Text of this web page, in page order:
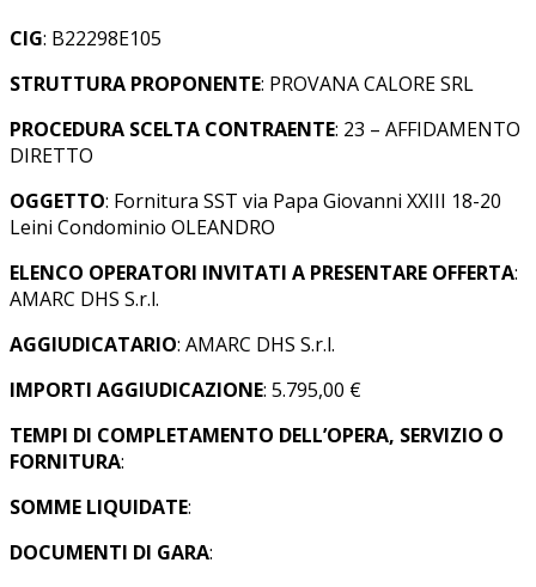
CIG: B22298E105
STRUTTURA PROPONENTE: PROVANA CALORE SRL
PROCEDURA SCELTA CONTRAENTE: 23 – AFFIDAMENTO
DIRETTO
OGGETTO: Fornitura SST via Papa Giovanni XXIII 18-20
Leini Condominio OLEANDRO
ELENCO OPERATORI INVITATI A PRESENTARE OFFERTA:
AMARC DHS S.r.l.
AGGIUDICATARIO: AMARC DHS S.r.l.
IMPORTI AGGIUDICAZIONE: 5.795,00 €
TEMPI DI COMPLETAMENTO DELL’OPERA, SERVIZIO O
FORNITURA:
SOMME LIQUIDATE:
DOCUMENTI DI GARA: